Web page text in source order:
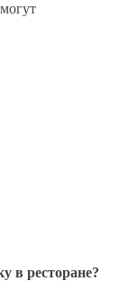
в ресторане?